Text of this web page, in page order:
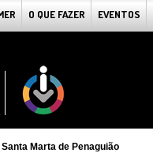
O QUE FAZER EVENTOS
Marta de Penaguião